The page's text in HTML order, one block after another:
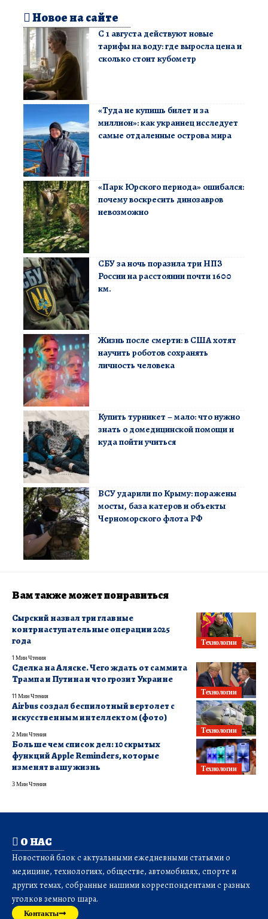
Новое на сайте
С 1 августа действуют новые
тарифы на воду: где выросла цена и
сколько стоит кубометр
«Туда не купишь билет и за
миллион»: как украинец исследует
самые отдаленные острова мира
«Парк Юрского периода» ошибался:
почему воскресить динозавров
невозможно
СБУ за ночь поразила три НПЗ
России на расстоянии почти 1600
км.
Жизнь после смерти: в США хотят
научить роботов сохранять
личность человека
Купить турникет – мало: что нужно
знать о домедицинской помощи и
куда пойти учиться
ВСУ ударили по Крыму: поражены
мосты, база катеров и объекты
Черноморского флота РФ
Вам также может понравиться
Технологии
Сырский назвал три главные
контрнаступательные операции 2025
года
1 Мин Чтения
Технологии
Сделка на Аляске. Чего ждать от саммита
Трампа и Путина и что грозит Украине
11 Мин Чтения
Технологии
Airbus создал беспилотный вертолет с
искусственным интеллектом (фото)
2 Мин Чтения
Технологии
Больше чем список дел: 10 скрытых
функций Apple Reminders, которые
изменят вашу жизнь
3 Мин Чтения
О НАС
Новостной блок с актуальными ежедневными статьями о
медицине, технологиях, обществе, автомобилях, спорте и
других темах, собранные нашими корреспондентами с разных
уголков земного шара.
Контакты